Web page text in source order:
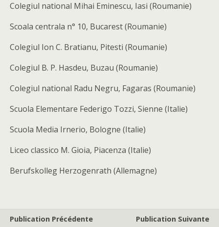
Colegiul national Mihai Eminescu, Iasi (Roumanie)
Scoala centrala n° 10, Bucarest (Roumanie)
Colegiul Ion C. Bratianu, Pitesti (Roumanie)
Colegiul B. P. Hasdeu, Buzau (Roumanie)
Colegiul national Radu Negru, Fagaras (Roumanie)
Scuola Elementare Federigo Tozzi, Sienne (Italie)
Scuola Media Irnerio, Bologne (Italie)
Liceo classico M. Gioia, Piacenza (Italie)
Berufskolleg Herzogenrath (Allemagne)
Publication Précédente Publication Suivante